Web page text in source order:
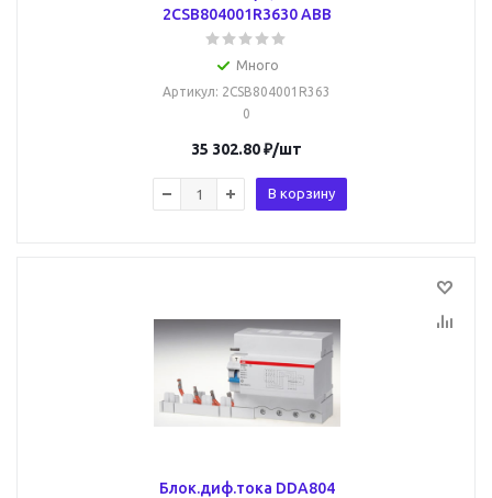
2CSB804001R3630 ABB
Много
Артикул: 2CSB804001R363
0
35 302.80₽/шт
В корзину
Блок.диф.тока DDA804